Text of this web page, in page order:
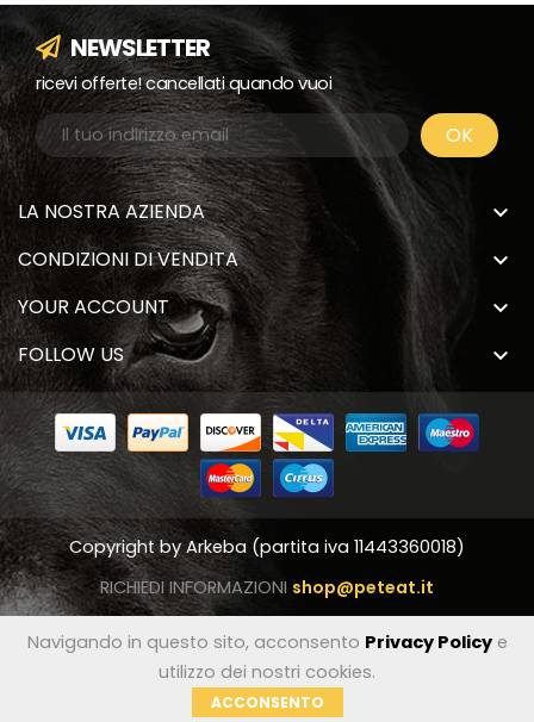
NEWSLETTER
ricevi offerte! cancellati quando vuoi
LA NOSTRA AZIENDA 
CONDIZIONI DI VENDITA 
YOUR ACCOUNT 
FOLLOW US 
Copyright by Arkeba (partita iva 11443360018)
RICHIEDI INFORMAZIONI shop@peteat.it
Navigando in questo sito, acconsento Privacy Policye
utilizzo dei nostri cookies.
ACCONSENTO